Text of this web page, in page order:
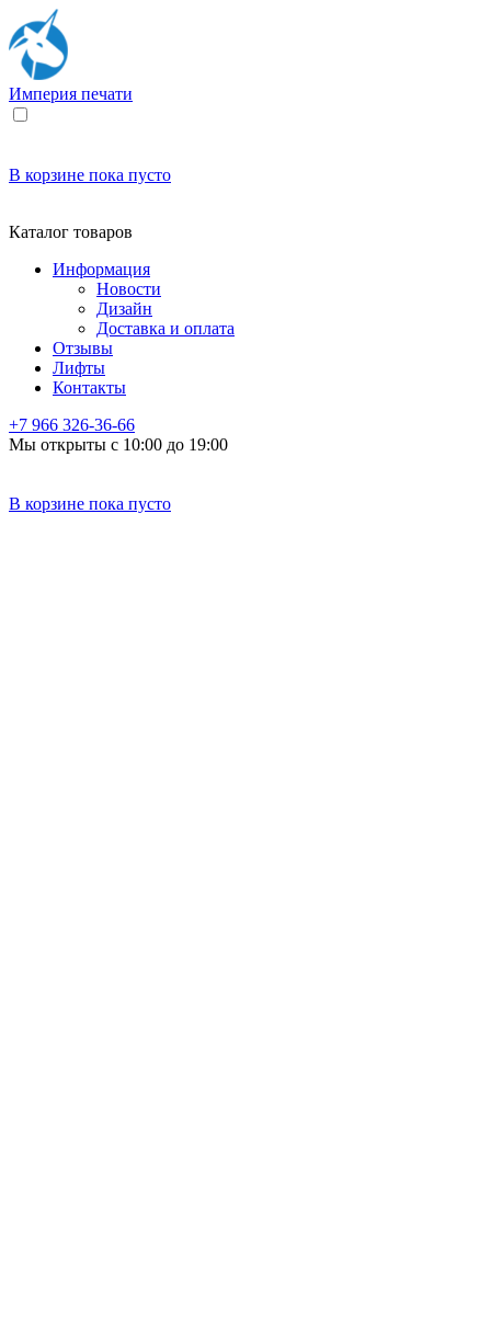
Империя печати
В корзине пока пусто
Каталог товаров
Информация
Новости
Дизайн
Доставка и оплата
Отзывы
Лифты
Контакты
+7 966 326-36-66
Мы открыты с 10:00 до 19:00
В корзине пока пусто